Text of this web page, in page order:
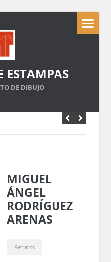
ESTAMPAS
DE DIBUJO
MIGUEL
ÁNGEL
RODRÍGUEZ
ARENAS
Retratos